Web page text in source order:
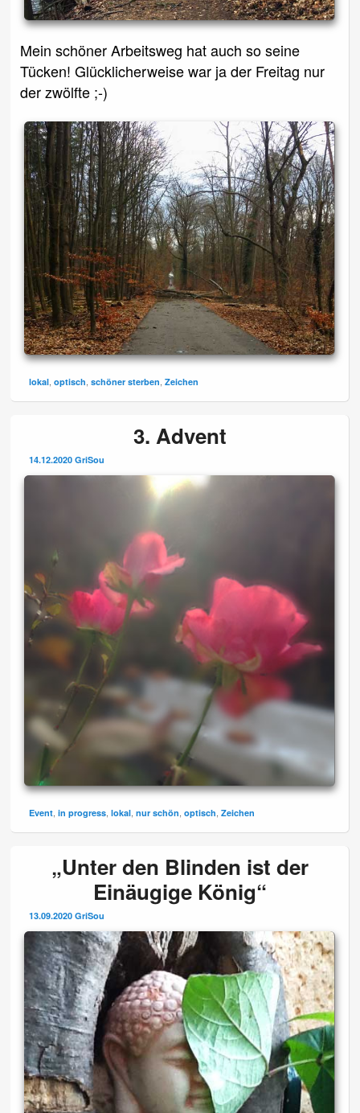
Mein schöner Arbeitsweg hat auch so seine
Tücken! Glücklicherweise war ja der Freitag nur
der zwölfte ;-)
lokal ,optisch ,schöner sterben ,Zeichen
3. Advent
14.12.2020 GriSou
Event ,in progress ,lokal ,nur schön ,optisch ,Zeichen
„Unter den Blinden ist der
Einäugige König“
13.09.2020 GriSou